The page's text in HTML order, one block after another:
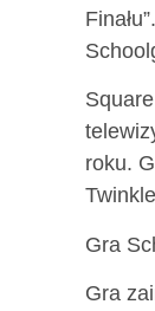
roku.
Gra
Gra